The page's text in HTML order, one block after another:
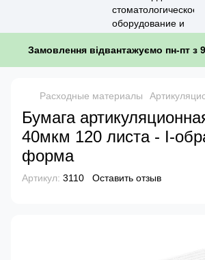
Замовлення відвантажуємо пн-пт з
Расходные материалы
Бумага
40мкм 120 листа - I-
форма
Артикул: 3110 Оставить отзыв